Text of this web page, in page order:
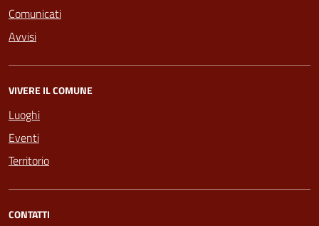
Comunicati
Avvisi
VIVERE IL COMUNE
Luoghi
Eventi
Territorio
CONTATTI